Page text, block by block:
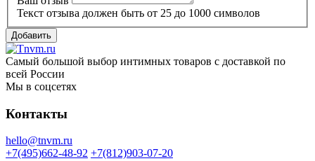
Текст отзыва должен быть от 25 до 1000 символов
Добавить
Самый большой выбор интимных товаров с доставкой по
всей России
Мы в соцсетях
Контакты
hello@tnvm.ru
+7(495)662-48-92 +7(812)903-07-20